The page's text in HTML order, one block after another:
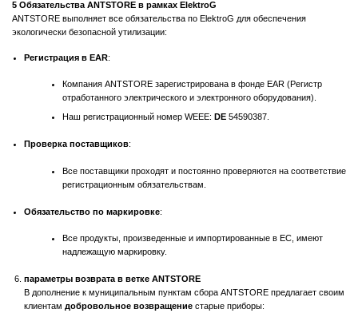
5 Обязательства ANTSTORE в рамках ElektroG
ANTSTORE выполняет все обязательства по ElektroG для обеспечения
экологически безопасной утилизации:
Регистрация в EAR:
Компания ANTSTORE зарегистрирована в фонде EAR (Регистр
отработанного электрического и электронного оборудования).
Наш регистрационный номер WEEE: DE 54590387.
Проверка поставщиков:
Все поставщики проходят и постоянно проверяются на соответствие
регистрационным обязательствам.
Обязательство по маркировке:
Все продукты, произведенные и импортированные в ЕС, имеют
надлежащую маркировку.
параметры возврата в ветке ANTSTORE
В дополнение к муниципальным пунктам сбора ANTSTORE предлагает своим
клиентам добровольное возвращение старые приборы: